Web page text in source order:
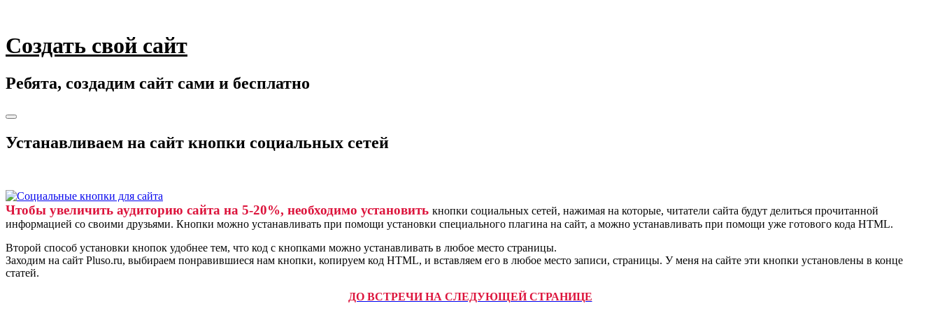
content
Создать свой сайт
Ребята, создадим сайт сами и бесплатно
Toggle
Устанавливаем на сайт кнопки социальных сетей
Чтобы увеличить аудиторию сайта на 5-20%, необходимо установить кнопки социальных сетей, нажимая на которые, читатели сайта будут делиться прочитанной
информацией со своими друзьями. Кнопки можно устанавливать при помощи установки специального плагина на сайт, а можно устанавливать при помощи уже готового кода HTML.
Второй способ установки кнопок удобнее тем, что код с кнопками можно устанавливать в любое место страницы.
Заходим на сайт Pluso.ru, выбираем понравившиеся нам кнопки, копируем код HTML, и вставляем его в любое место записи, страницы. У меня на сайте эти кнопки установлены в конце
статей.
ДО ВСТРЕЧИ НА СЛЕДУЮЩЕЙ СТРАНИЦЕ